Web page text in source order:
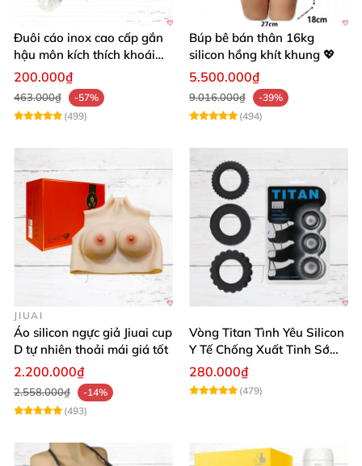
Đuôi cáo inox cao cấp gắn
hậu môn kích thích khoái
cảm
200.000₫
463.000₫
-57%
(499)
Búp bê bán thân 16kg
silicon hồng khít khung 💖
5.500.000₫
9.016.000₫
-39%
(494)
JIUAI
Áo silicon ngực giả Jiuai cup
D tự nhiên thoải mái giá tốt
2.200.000₫
2.558.000₫
-14%
(493)
Vòng Titan Tình Yêu Silicon
Y Tế Chống Xuất Tinh Sớm
Cao Cấp
280.000₫
(479)